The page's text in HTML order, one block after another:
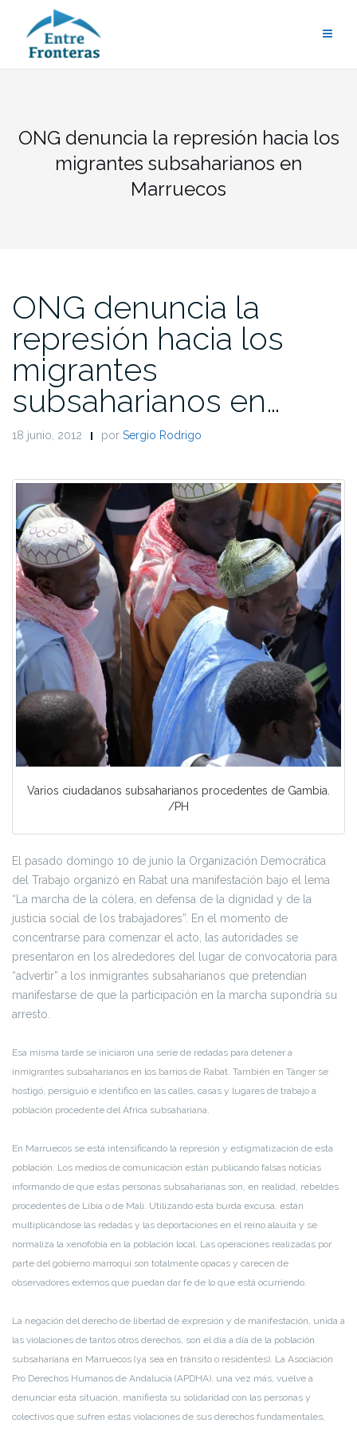
contenido
ONG denuncia la represión hacia los
migrantes subsaharianos en
Marruecos
ONG denuncia la
represión hacia los
migrantes
subsaharianos en…
18 junio, 2012 por Sergio Rodrigo
Varios ciudadanos subsaharianos procedentes de Gambia.
/PH
El pasado domingo 10 de junio la Organización Democrática
del Trabajo organizó en Rabat una manifestación bajo el lema
“La marcha de la cólera, en defensa de la dignidad y de la
justicia social de los trabajadores”. En el momento de
concentrarse para comenzar el acto, las autoridades se
presentaron en los alrededores del lugar de convocatoria para
“advertir” a los inmigrantes subsaharianos que pretendían
manifestarse de que la participación en la marcha supondría su
arresto.
Esa misma tarde se iniciaron una serie de redadas para detener a
inmigrantes subsaharianos en los barrios de Rabat. También en Tánger se
hostigó, persiguió e identificó en las calles, casas y lugares de trabajo a
población procedente del África subsahariana.
En Marruecos se está intensificando la represión y estigmatización de esta
población. Los medios de comunicación están publicando falsas noticias
informando de que estas personas subsaharianas son, en realidad, rebeldes
procedentes de Libia o de Malí. Utilizando esta burda excusa, están
multiplicándose las redadas y las deportaciones en el reino alauita y se
normaliza la xenofobia en la población local. Las operaciones realizadas por
parte del gobierno marroquí son totalmente opacas y carecen de
observadores externos que puedan dar fe de lo que está ocurriendo.
La negación del derecho de libertad de expresión y de manifestación, unida a
las violaciones de tantos otros derechos, son el día a día de la población
subsahariana en Marruecos (ya sea en tránsito o residentes). La Asociación
Pro Derechos Humanos de Andalucía (APDHA), una vez más, vuelve a
denunciar esta situación, manifiesta su solidaridad con las personas y
colectivos que sufren estas violaciones de sus derechos fundamentales,